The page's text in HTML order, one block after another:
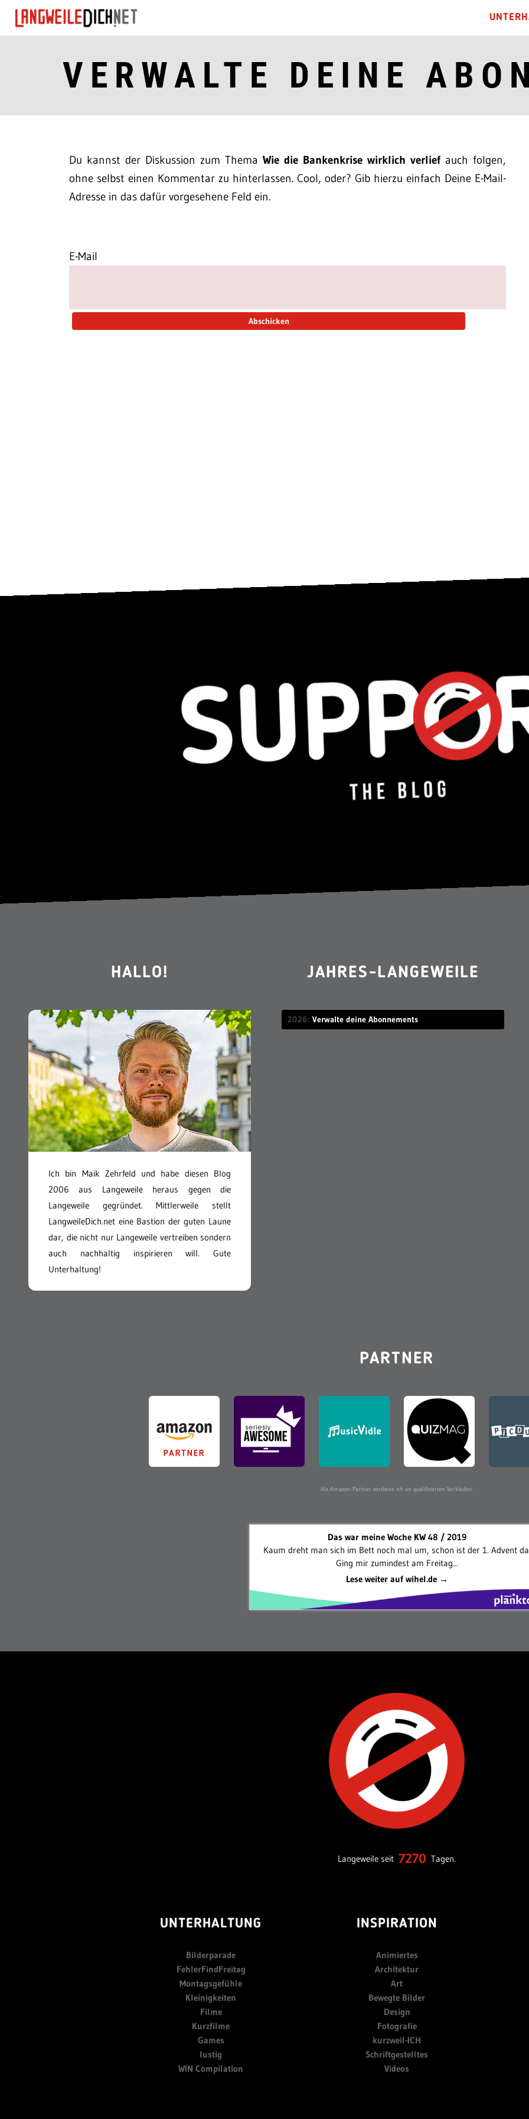
VERWALTE DEINE
Du kannst der Diskussion zum Thema Wie die Bankenkrise wirklich verliefauch folgen,
ohne selbst einen Kommentar zu hinterlassen. Cool, oder? Gib hierzu einfach Deine E-Mail-
Adresse in das dafür vorgesehene Feld ein.
E-Mail
HALLO!
Ich bin Maik Zehrfeld und habe diesen Blog
2006 aus Langeweile heraus gegen die
Langeweile gegründet. Mittlerweile stellt
LangweileDich.net eine Bastion der guten Laune
dar, die nicht nur Langeweile vertreiben sondern
auch nachhaltig inspirieren will. Gute
Unterhaltung!
JAHRES-LANGEWEILE
2026 Verwalte deine Abonnements
PARTNER
Als Amazon-Partner verdiene ich an qualifizierten Verkäufen.
Das war meine Woche KW 48 / 2019
Kaum dreht man sich im Bett noch mal um, schon ist der 1. Advent
Ging mir zumindest am Freitag...
Lese weiter auf wihel.de →
Langeweile seit 7270 Tagen.
UNTERHALTUNG
Bilderparade
FehlerFindFreitag
Montagsgefühle
Kleinigkeiten
Filme
Kurzfilme
Games
lustig
WIN Compilation
INSPIRATION
Animiertes
Architektur
Art
Bewegte Bilder
Design
Fotografie
kurzweil-ICH
Schriftgestelltes
Videos